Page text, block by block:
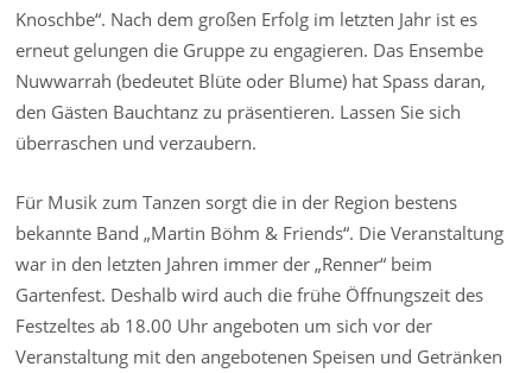
Knoschbe“. Nach dem großen Erfolg im letzten Jahr ist es
erneut gelungen die Gruppe zu engagieren. Das Ensembe
Nuwwarrah (bedeutet Blüte oder Blume) hat Spass daran,
den Gästen Bauchtanz zu präsentieren. Lassen Sie sich
überraschen und verzaubern.
Für Musik zum Tanzen sorgt die in der Region bestens
bekannte Band „Martin Böhm & Friends“. Die Veranstaltung
war in den letzten Jahren immer der „Renner“ beim
Gartenfest. Deshalb wird auch die frühe Öffnungszeit des
Festzeltes ab 18.00 Uhr angeboten um sich vor der
Veranstaltung mit den angebotenen Speisen und Getränken